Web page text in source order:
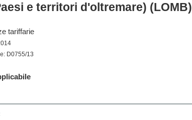
e territori d'oltremare) (LOMB)
tariffarie
D0755/13